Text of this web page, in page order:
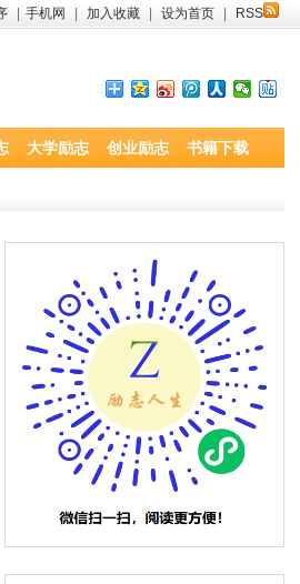
手机网 加入收藏 设为首页 RSS
大学励志 创业励志 书籍下载